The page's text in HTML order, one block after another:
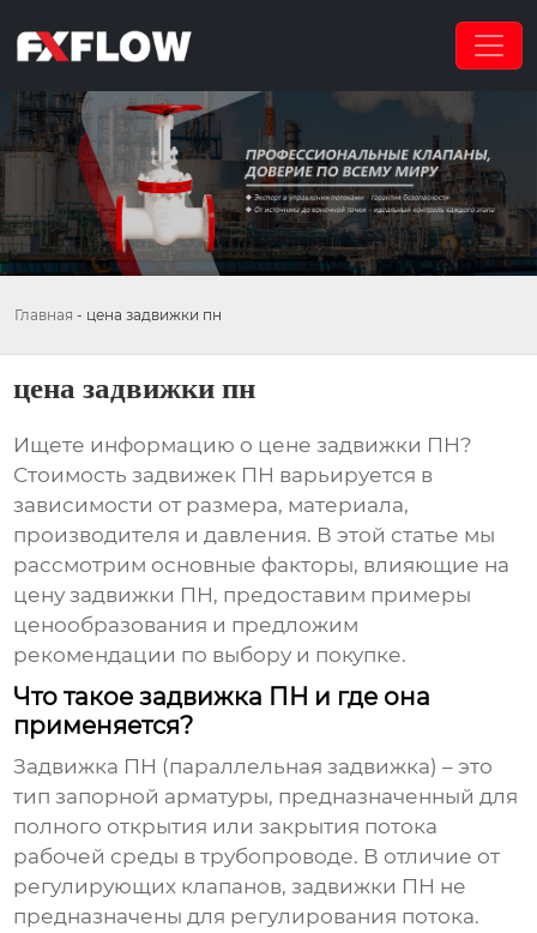
Главная - цена задвижки пн
цена задвижки пн
Ищете информацию о цене задвижки ПН?
Стоимость задвижек ПН варьируется в
зависимости от размера, материала,
производителя и давления. В этой статье мы
рассмотрим основные факторы, влияющие на
цену задвижки ПН, предоставим примеры
ценообразования и предложим
рекомендации по выбору и покупке.
Что такое задвижка ПН и где она
применяется?
Задвижка ПН (параллельная задвижка) – это
тип запорной арматуры, предназначенный для
полного открытия или закрытия потока
рабочей среды в трубопроводе. В отличие от
регулирующих клапанов, задвижки ПН не
предназначены для регулирования потока.